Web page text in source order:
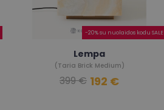
-20% su nuolaidos kodu SALE
Lempa
(Taria Brick Medium)
399 € 192 €